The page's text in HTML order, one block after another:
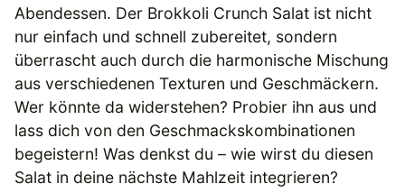
Abendessen. Der Brokkoli Crunch Salat ist nicht
nur einfach und schnell zubereitet, sondern
überrascht auch durch die harmonische Mischung
aus verschiedenen Texturen und Geschmäckern.
Wer könnte da widerstehen? Probier ihn aus und
lass dich von den Geschmackskombinationen
begeistern! Was denkst du – wie wirst du diesen
Salat in deine nächste Mahlzeit integrieren?